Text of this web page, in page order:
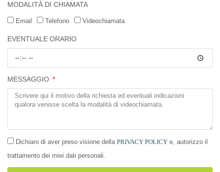
MODALITÀ DI CHIAMATA
Email Telefono Videochiamata
EVENTUALE ORARIO
MESSAGGIO
Dichiaro di aver preso visione della PRIVACY POLICY e, autorizzo il
trattamento dei miei dati personali.